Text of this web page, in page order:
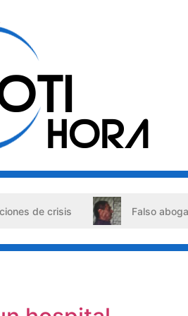
de crisis Falso abogado